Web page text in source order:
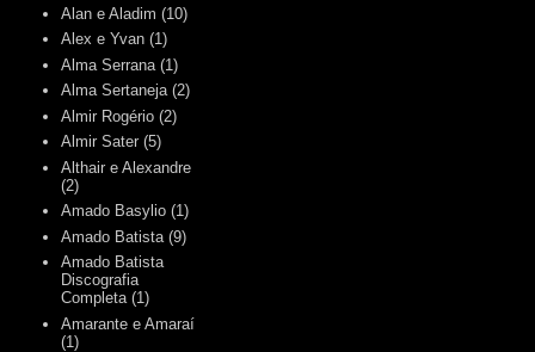
Alan e Aladim (10)
Alex e Yvan (1)
Alma Serrana (1)
Alma Sertaneja (2)
Almir Rogério (2)
Almir Sater (5)
Althair e Alexandre
(2)
Amado Basylio (1)
Amado Batista (9)
Amado Batista
Discografia
Completa (1)
Amarante e Amaraí
(1)